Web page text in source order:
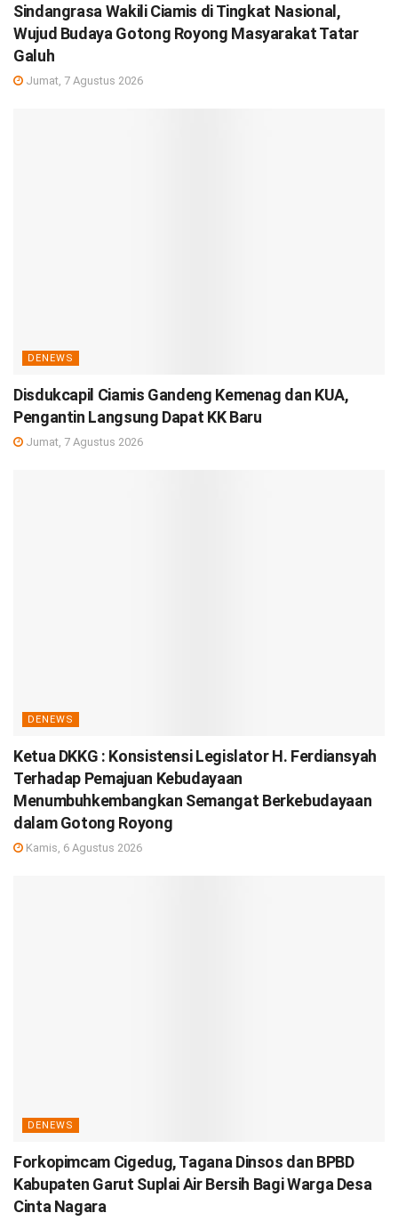
Sindangrasa Wakili Ciamis di Tingkat Nasional,
Wujud Budaya Gotong Royong Masyarakat Tatar
Galuh
Jumat, 7 Agustus 2026
DENEWS
Disdukcapil Ciamis Gandeng Kemenag dan KUA,
Pengantin Langsung Dapat KK Baru
Jumat, 7 Agustus 2026
DENEWS
Ketua DKKG : Konsistensi Legislator H. Ferdiansyah
Terhadap Pemajuan Kebudayaan
Menumbuhkembangkan Semangat Berkebudayaan
dalam Gotong Royong
Kamis, 6 Agustus 2026
DENEWS
Forkopimcam Cigedug, Tagana Dinsos dan BPBD
Kabupaten Garut Suplai Air Bersih Bagi Warga Desa
Cinta Nagara